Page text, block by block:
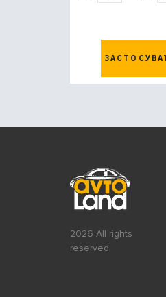
2026 All rights
reserved